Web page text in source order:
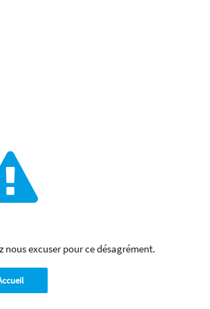
nous excuser pour ce désagrément.